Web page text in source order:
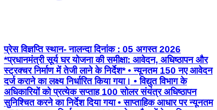
प्रेस विज्ञप्ति स्थान- नालन्दा दिनांक : 05 अगस्त 2026
*प्रधानमंत्री सूर्य घर योजना की समीक्षा: आवेदन, अधिष्ठापन और
स्ट्रक्चर निर्माण में तेजी लाने के निर्देश* • न्यूनतम 150 नए आवेदन
दर्ज कराने का लक्ष्य निर्धारित किया गया। • ⁠विद्युत विभाग के
अधिकारियों को प्रत्येक सप्ताह 100 सोलर संयंत्र अधिष्ठापन
सुनिश्चित करने का निर्देश दिया गया • ⁠साप्ताहिक आधार पर न्यूनतम